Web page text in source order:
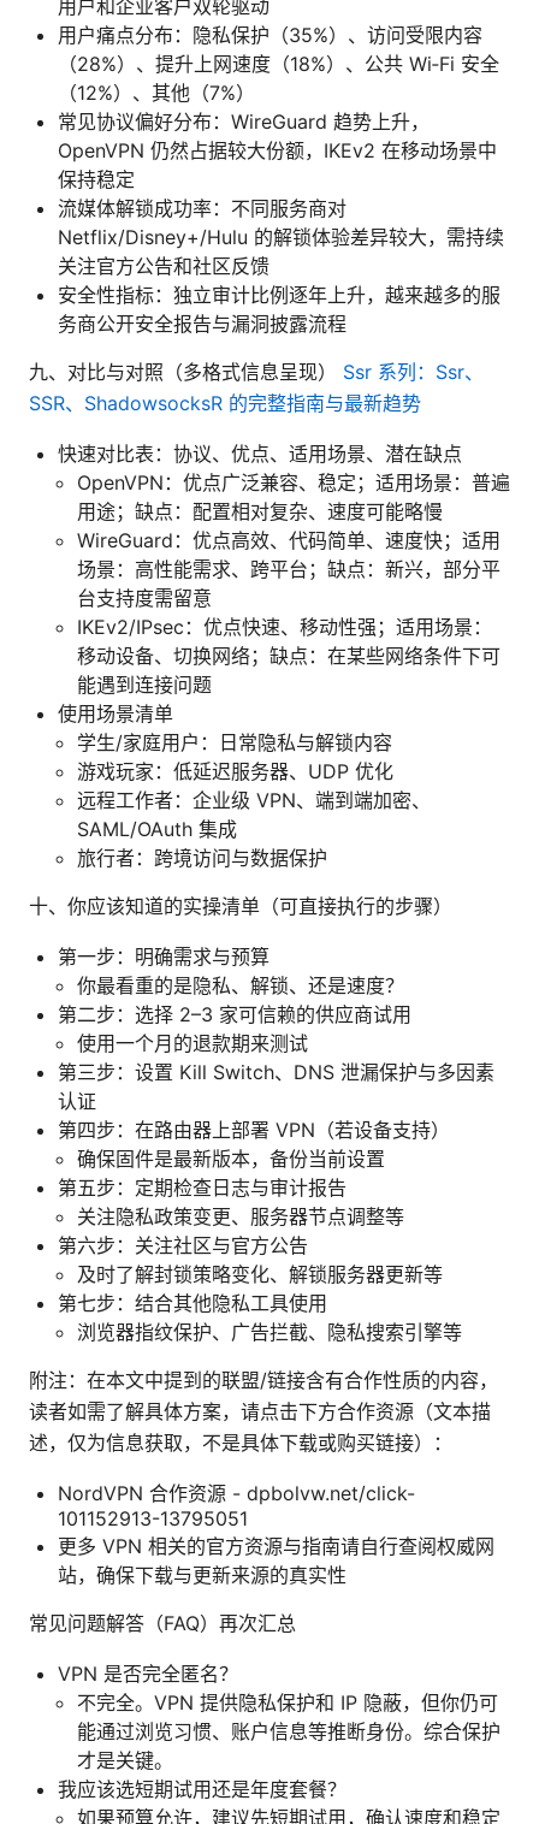
用户和企业客户双轮驱动
用户痛点分布：隐私保护（35%）、访问受限内容
（28%）、提升上网速度（18%）、公共 Wi‑Fi 安全
（12%）、其他（7%）
常见协议偏好分布：WireGuard 趋势上升，
OpenVPN 仍然占据较大份额，IKEv2 在移动场景中
保持稳定
流媒体解锁成功率：不同服务商对
Netflix/Disney+/Hulu 的解锁体验差异较大，需持续
关注官方公告和社区反馈
安全性指标：独立审计比例逐年上升，越来越多的服
务商公开安全报告与漏洞披露流程
九、对比与对照（多格式信息呈现） Ssr 系列：Ssr、
SSR、ShadowsocksR 的完整指南与最新趋势
快速对比表：协议、优点、适用场景、潜在缺点
OpenVPN：优点广泛兼容、稳定；适用场景：普遍
用途；缺点：配置相对复杂、速度可能略慢
WireGuard：优点高效、代码简单、速度快；适用
场景：高性能需求、跨平台；缺点：新兴，部分平
台支持度需留意
IKEv2/IPsec：优点快速、移动性强；适用场景：
移动设备、切换网络；缺点：在某些网络条件下可
能遇到连接问题
使用场景清单
学生/家庭用户：日常隐私与解锁内容
游戏玩家：低延迟服务器、UDP 优化
远程工作者：企业级 VPN、端到端加密、
SAML/OAuth 集成
旅行者：跨境访问与数据保护
十、你应该知道的实操清单（可直接执行的步骤）
第一步：明确需求与预算
你最看重的是隐私、解锁、还是速度？
第二步：选择 2–3 家可信赖的供应商试用
使用一个月的退款期来测试
第三步：设置 Kill Switch、DNS 泄漏保护与多因素
认证
第四步：在路由器上部署 VPN（若设备支持）
确保固件是最新版本，备份当前设置
第五步：定期检查日志与审计报告
关注隐私政策变更、服务器节点调整等
第六步：关注社区与官方公告
及时了解封锁策略变化、解锁服务器更新等
第七步：结合其他隐私工具使用
浏览器指纹保护、广告拦截、隐私搜索引擎等
附注：在本文中提到的联盟/链接含有合作性质的内容，
读者如需了解具体方案，请点击下方合作资源（文本描
述，仅为信息获取，不是具体下载或购买链接）：
NordVPN 合作资源 - dpbolvw.net/click-
101152913-13795051
更多 VPN 相关的官方资源与指南请自行查阅权威网
站，确保下载与更新来源的真实性
常见问题解答（FAQ）再次汇总
VPN 是否完全匿名？
不完全。VPN 提供隐私保护和 IP 隐蔽，但你仍可
能通过浏览习惯、账户信息等推断身份。综合保护
才是关键。
我应该选短期试用还是年度套餐？
如果预算允许，建议先短期试用，确认速度和稳定